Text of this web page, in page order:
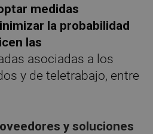
medidas
la probabilidad
las
asociadas a los
y de teletrabajo, entre
y soluciones